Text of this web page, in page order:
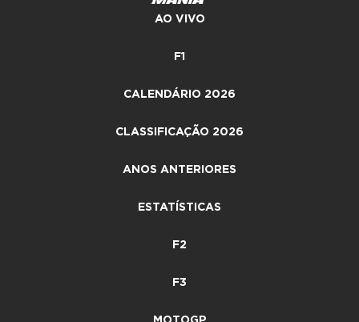
AO VIVO
F1
CALENDÁRIO 2026
CLASSIFICAÇÃO 2026
ANOS ANTERIORES
ESTATÍSTICAS
F2
F3